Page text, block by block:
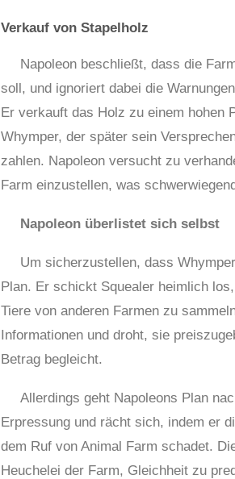
Verkauf von Stapelholz
Napoleon beschließt, dass die
soll, und ignoriert dabei die
Er verkauft das Holz zu einem hohen
Whymper, der später sein
zahlen. Napoleon versucht zu
Farm einzustellen, was
Napoleon überlistet sich selbst
Um sicherzustellen, dass
Plan. Er schickt Squealer heimlich
Tiere von anderen Farmen zu
Informationen und droht, sie
Betrag begleicht.
Allerdings geht Napoleons Plan
Erpressung und rächt sich, indem er
dem Ruf von Animal Farm schadet.
Heuchelei der Farm, Gleichheit zu